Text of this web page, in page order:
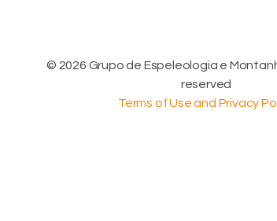
© 2026 Grupo de Espeleologia e
reserved
Terms of Use and Privacy